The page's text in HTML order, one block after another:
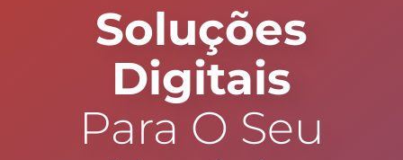
Soluções
Digitais
Para O Seu